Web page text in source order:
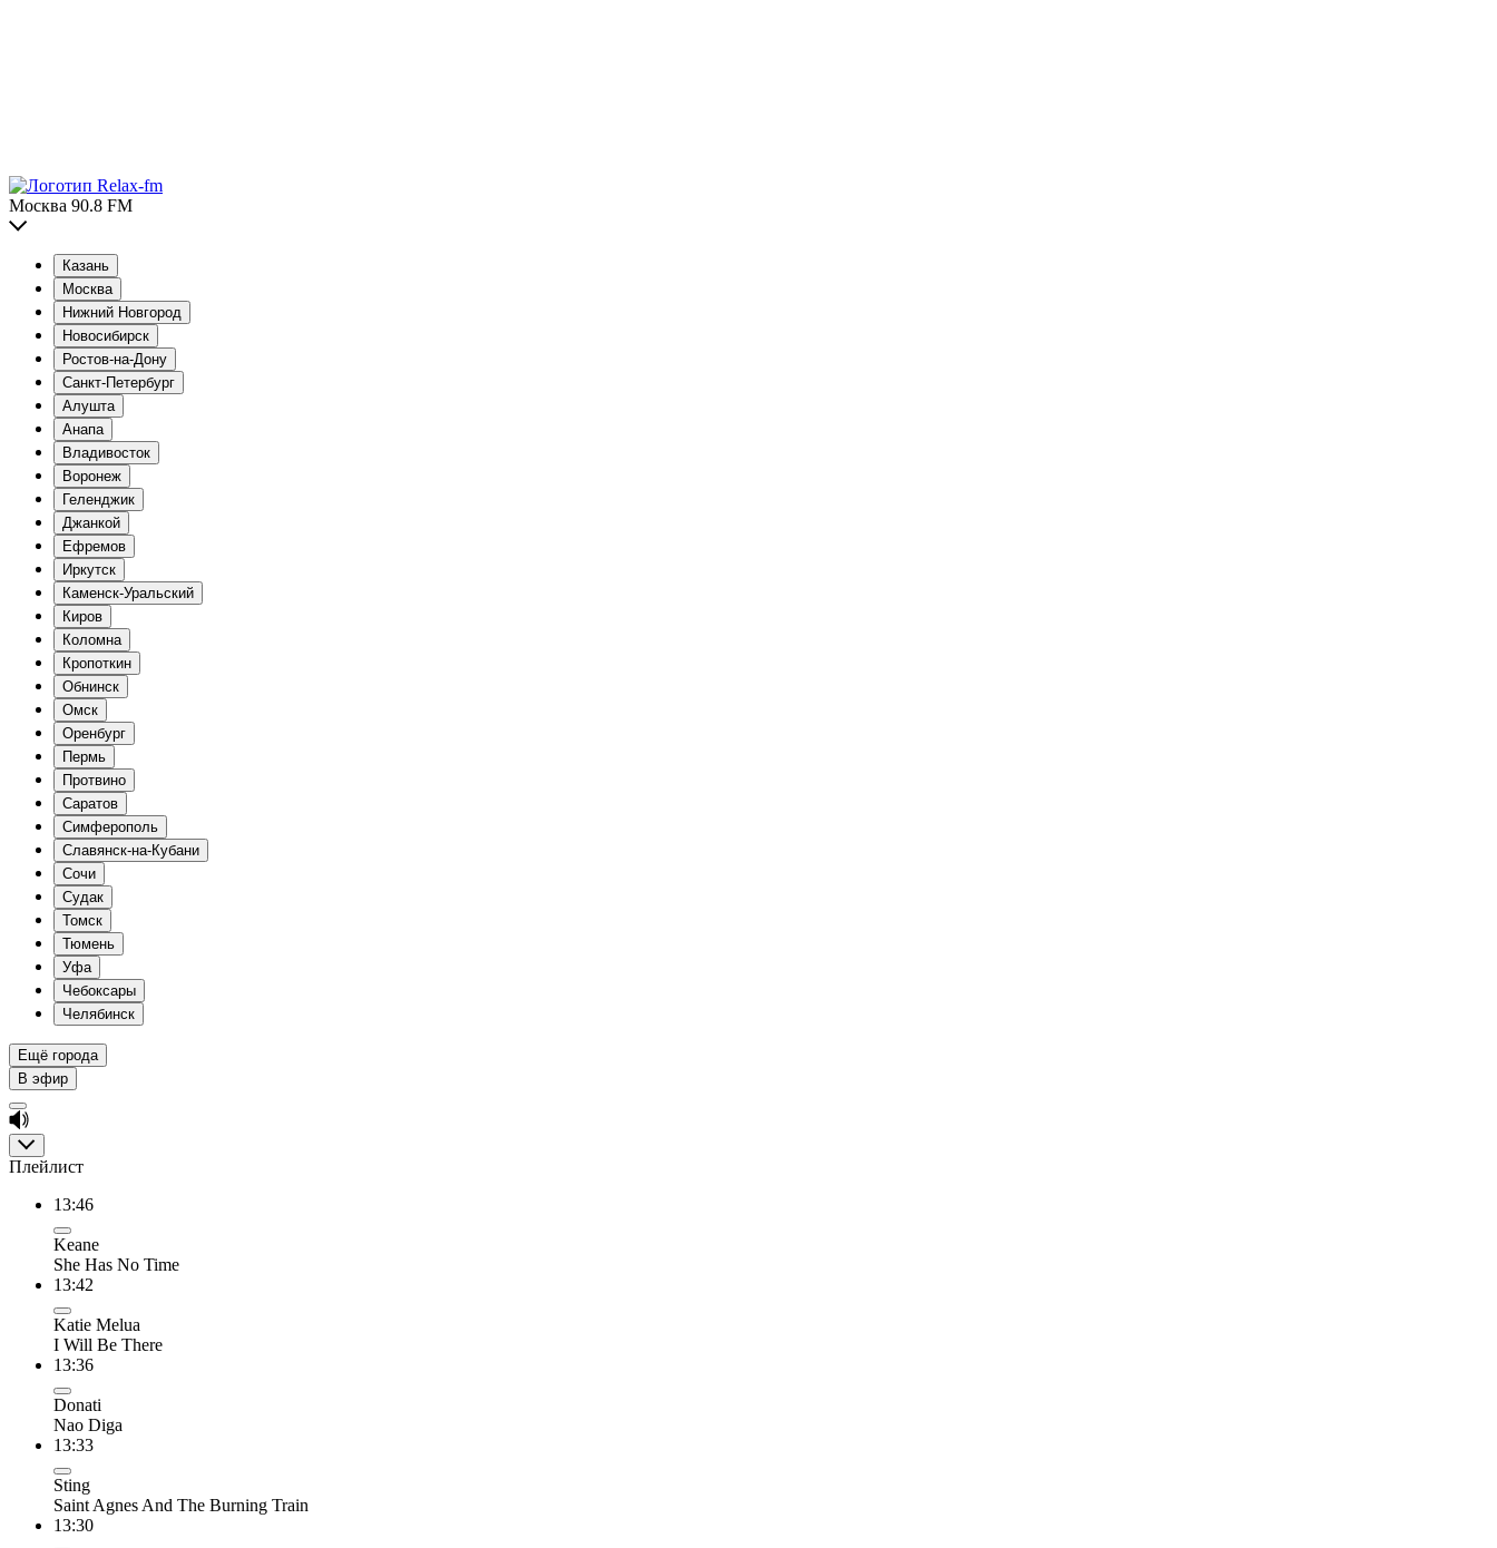
Москва 90.8 FM
Казань
Москва
Нижний Новгород
Новосибирск
Ростов-на-Дону
Санкт-Петербург
Алушта
Анапа
Владивосток
Воронеж
Геленджик
Джанкой
Ефремов
Иркутск
Каменск-Уральский
Киров
Коломна
Кропоткин
Обнинск
Омск
Оренбург
Пермь
Протвино
Саратов
Симферополь
Славянск-на-Кубани
Сочи
Судак
Томск
Тюмень
Уфа
Чебоксары
Челябинск
Ещё города
В эфир
Плейлист
13:46
Keane
She Has No Time
13:42
Katie Melua
I Will Be There
13:36
Donati
Nao Diga
13:33
Sting
Saint Agnes And The Burning Train
13:30